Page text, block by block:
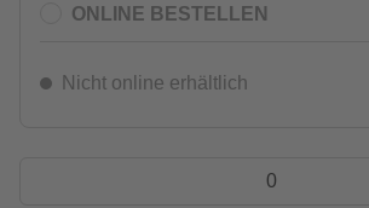
ONLINE BESTELLEN
Nicht online erhältlich